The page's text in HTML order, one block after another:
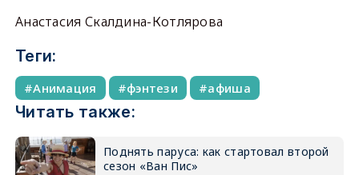
Анастасия Скалдина-Котлярова
Теги:
Анимация фэнтези афиша
Читать также:
Поднять паруса: как стартовал второй
сезон «Ван Пис»